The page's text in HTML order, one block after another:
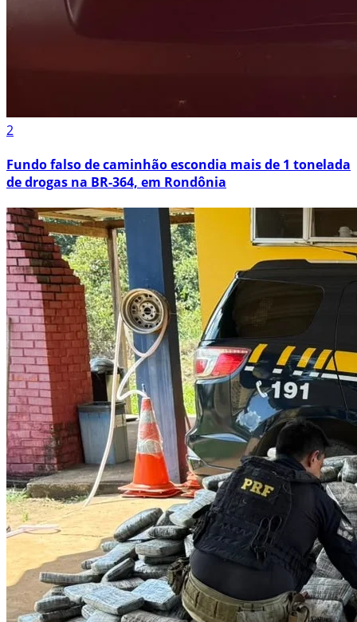
2
Fundo falso de caminhão escondia mais de 1 tonelada
de drogas na BR-364, em Rondônia